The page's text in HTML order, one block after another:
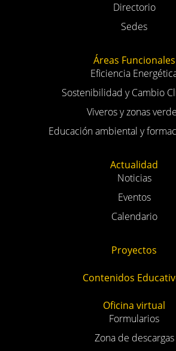
Directorio
Sedes
Áreas Funcionales
Eficiencia
Sostenibilidad y Cambio
Viveros y zonas
Educación ambiental y
Actualidad
Noticias
Eventos
Calendario
Proyectos
Contenidos
Oficina virtual
Formularios
Zona de descargas